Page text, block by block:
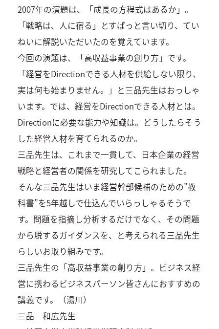
2007年の演題は、「成長の方程式はあるか」。
「戦略は、人に宿る」とすぱっと言い切り、てい
ねいに解説いただいたのを覚えています。
今回の演題は、「高収益事業の創り方」です。
「経営をDirectionできる人材を供給しない限り、
実は何も始まりません。」と三品先生はおっしゃ
います。では、経営をDirectionできる人材とは。
Directionに必要な能力や知識は。どうしたらそう
した経営人材を育てられるのか。
三品先生は、これまで一貫して、日本企業の経営
戦略と経営者の関係を研究してこられました。
そんな三品先生はいま経営幹部候補のための”教
科書”を5年越しで仕込んでいらっしゃるそうで
す。問題を指摘し分析するだけでなく、その問題
から脱するガイダンスを、と考えられる三品先生
らしいお取り組みです。
三品先生の「高収益事業の創り方」。ビジネス経
営に携わるビジネスパーソン皆さんにおすすめの
講義です。（湯川）
三品 和広先生